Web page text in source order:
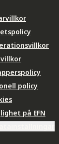
policy
på EFN